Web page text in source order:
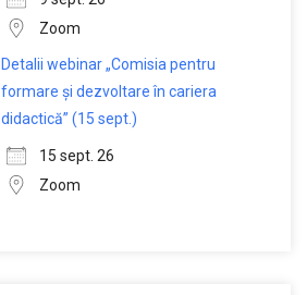
Zoom
Detalii webinar „Comisia pentru
formare și dezvoltare în cariera
didactică” (15 sept.)
15 sept. 26
Zoom